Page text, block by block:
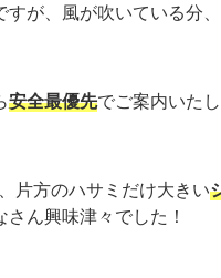
すが、風が吹いている分
安全最優先でご案内いたし
片方のハサミだけ大きい
ん興味津々でした！